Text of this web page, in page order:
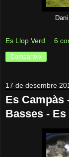
Es Llop Verd 6
Comparteix
17 de desembre
Es Campàs
Basses -